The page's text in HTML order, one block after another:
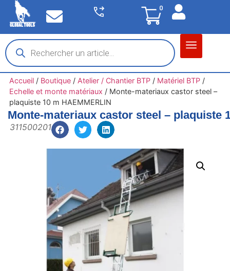
0
Accueil/ Boutique/ Atelier / Chantier BTP/ Matériel BTP/
Echelle et monte matériaux / Monte-materiaux castor steel –
plaquiste 10 m HAEMMERLIN
Monte-materiaux castor steel – plaquiste
311500201